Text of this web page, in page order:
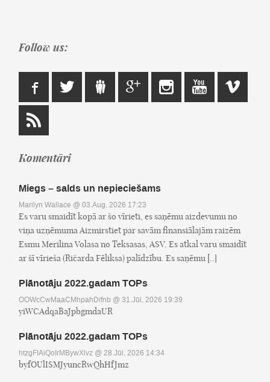
Follow us:
Komentāri
Miegs – salds un nepieciešams
Marilyn Wallace @ 03.Aug, 2026 17:23
Es varu smaidīt kopā ar šo vīrieti, es saņēmu aizdevumu no
viņa uzņēmuma Aizmirstiet par savām finansiālajām raizēm
Esmu Merilina Volasa no Teksasas, ASV. Es atkal varu smaidīt
ar šī vīrieša (Ričarda Fēliksa) palīdzību. Es saņēmu [..]
Plānotāju 2022.gadam TOPs
OOWcCwMaaCMhpahDifnb @ 31.Jūl, 2026 19:39
yiWCAdqaBaJpbgmdaUR
Plānotāju 2022.gadam TOPs
htzgFIAiQoIrMBywXlvz @ 28.Jūl, 2026 14:34
byfOUlISMJyuncRwQhHfJmz